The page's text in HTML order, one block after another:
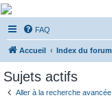
De Musicae
Forums
Forums de discussions
FAQ
Accueil Index du forum
Sujets actifs
Aller à la recherche avancée